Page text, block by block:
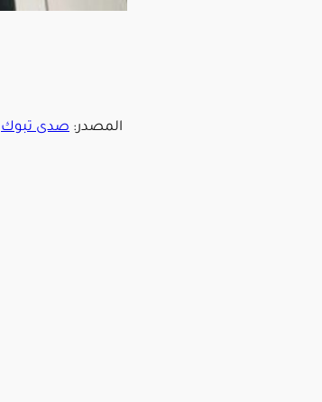
المصدر: صدى تبوك